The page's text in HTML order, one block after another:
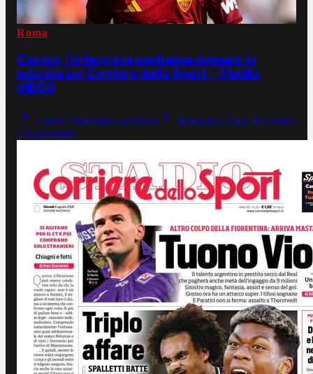
Roma
Castro, l'intervista esclusiva domani in
edicola sul Corriere dello Sport - Stadio
VIDEO
Castro, l'intervista esclusiva
Roma in Galles: da Castro
a Koulierakis